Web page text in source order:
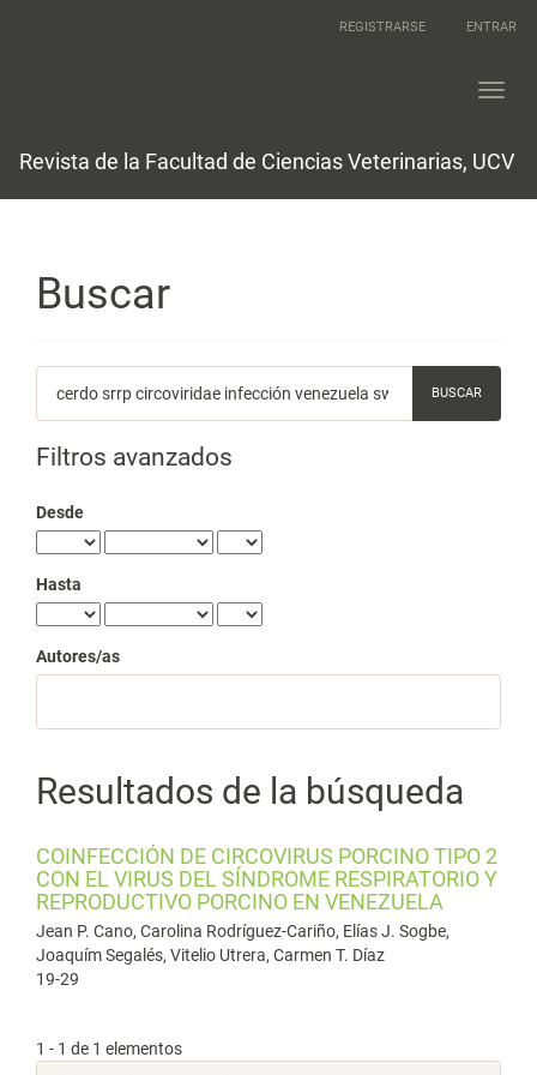
REGISTRARSE ENTRAR
Revista de la Facultad de Ciencias Veterinarias, UCV
Buscar
artículos
por
Filtros avanzados
Desde
Hasta
Autores/as
Resultados de la búsqueda
COINFECCIÓN DE CIRCOVIRUS PORCINO TIPO 2
CON EL VIRUS DEL SÍNDROME RESPIRATORIO Y
REPRODUCTIVO PORCINO EN VENEZUELA
Jean P. Cano, Carolina Rodríguez-Cariño, Elías J. Sogbe,
Joaquím Segalés, Vitelio Utrera, Carmen T. Díaz
19-29
1 - 1 de 1 elementos